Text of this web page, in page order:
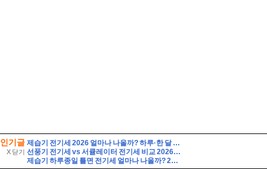
인기글
X 닫기
제습기 전기세 2026 얼마나 나올까? 하루·한 달 전기요금 계산법 총정리
선풍기 전기세 vs 서큘레이터 전기세 비교 2026하루 8시간 사용하면 누가 더 저렴할까?
제습기 하루종일 틀면 전기세 얼마나 나올까? 24시간 사용 전기요금 계산법 7가지